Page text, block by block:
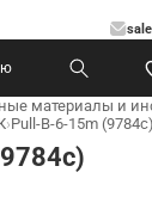
материалы и
›Pull-B-6-15m (9784c)